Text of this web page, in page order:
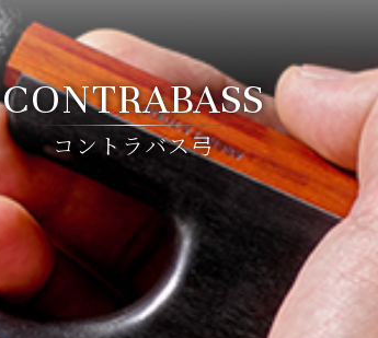
CONTRABASS
コントラバス弓